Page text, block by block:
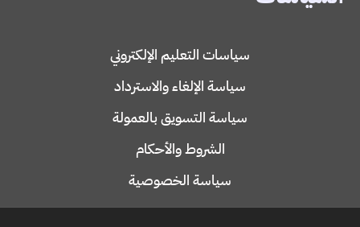
سياسات التعليم الإلكتروني
سياسة الإلغاء والاسترداد
سياسة التسويق بالعمولة
الشروط والأحكام
سياسة الخصوصية